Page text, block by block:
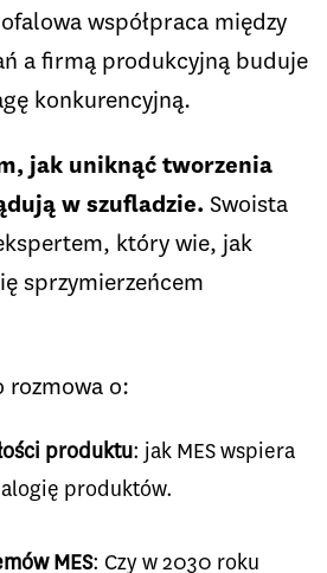
współpraca między
a firmą produkcyjną buduje
konkurencyjną.
jak uniknąć tworzenia
w szufladzie. Swoista
który wie, jak
sprzymierzeńcem
rozmowa o:
produktu: jak MES wspiera
produktów.
MES: Czy w 2030 roku